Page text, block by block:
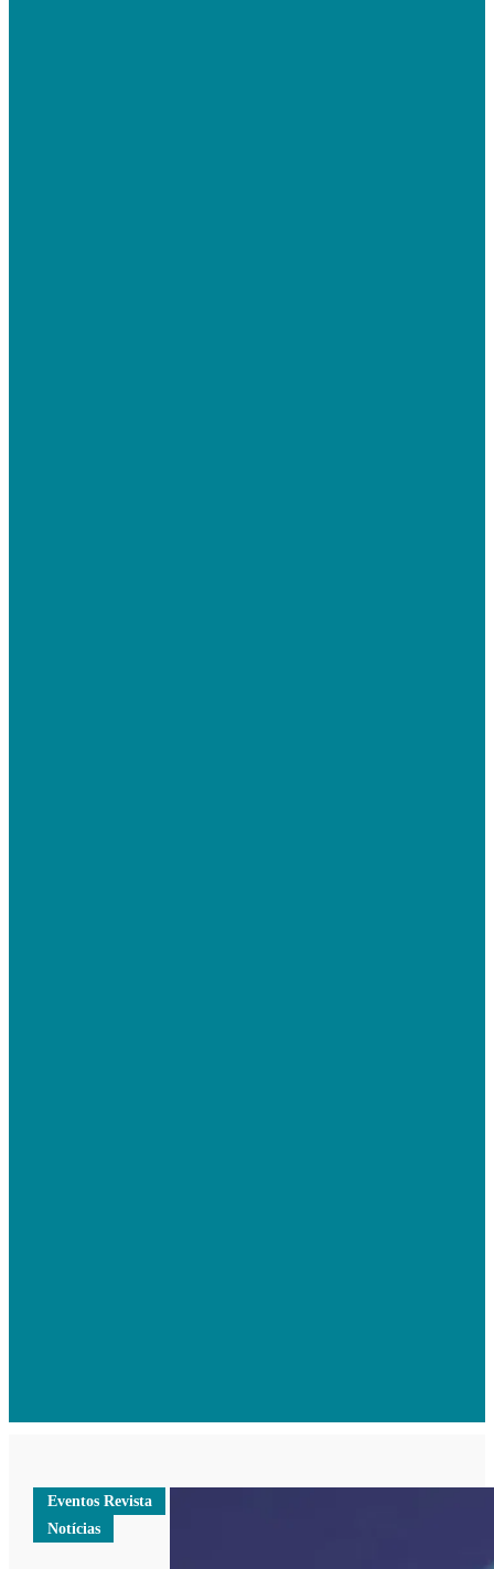
Eventos Revista
Notícias